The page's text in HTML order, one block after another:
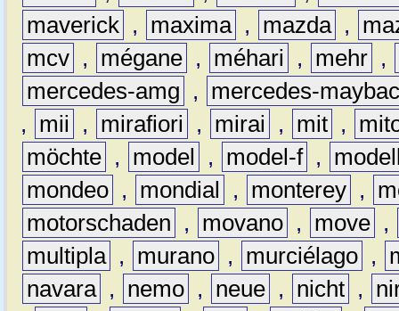
maverick , maxima , mazda ,
mcv , mégane , méhari , mehr ,
mercedes-amg
,
mercedes-
,
mii , mirafiori , mirai , mit ,
möchte , model , model-f ,
mondeo , mondial , monterey ,
motorschaden
, movano , move ,
multipla , murano , murciélago ,
navara , nemo , neue , nicht ,